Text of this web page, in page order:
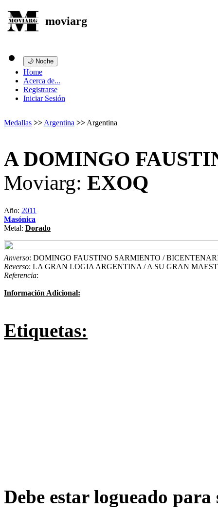
moviarg
🌙 Noche
Home
Acerca de...
Registrarse
Iniciar Sesión
Medallas >> Argentina >> Argentina
A DOMINGO
Moviarg: EXOQ
Año: 2011
Masónica
Metal: Dorado
Anverso: DOMINGO FAUSTINO SARMIENTO /
Reverso: LA GRAN LOGIA ARGENTINA / A SU GRAN
Referencia:
Información Adicional:
Etiquetas:
Debe estar logueado